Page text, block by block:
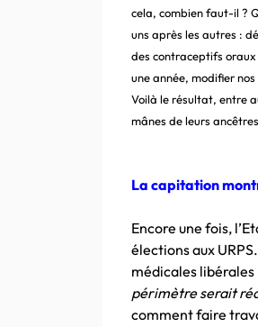
cela, combien faut-il ?
uns après les autres :
des contraceptifs
une année, modifier
Voilà le résultat, entre
mânes de leurs
La capitation
Encore une fois,
élections aux
médicales libérales
périmètre serait
comment faire